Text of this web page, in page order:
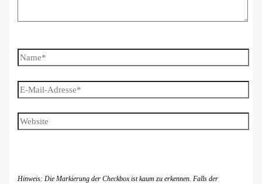
Name*
E-
Mail-
Adresse*
Website
Hinweis: Die Markierung der Checkbox ist kaum zu erkennen. Falls der